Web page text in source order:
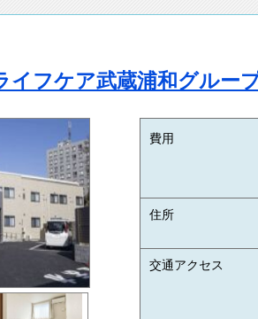
イフケア武蔵浦和グルー
費用
住所
交通アクセス